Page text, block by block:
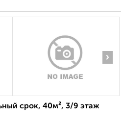
›
срок, 40м², 3/9 этаж